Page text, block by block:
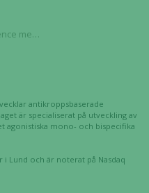
årsmötet för AACR, 2023
antikroppsbaserade
är specialiserat på utveckling av
mono- och bispecifika
Lund och är noterat på Nasdaq